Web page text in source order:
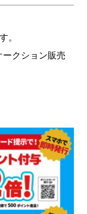
。
クション販売